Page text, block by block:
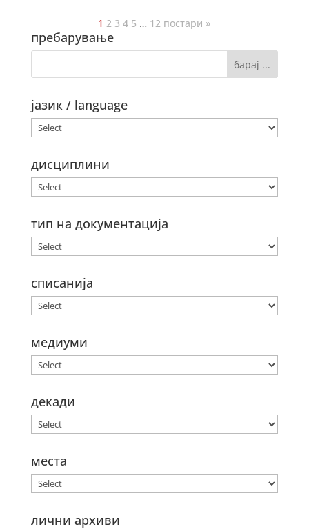
1 2 3 4 5 … 12 постари »
пребарување
јазик / language
дисциплини
тип на документација
списанија
медиуми
декади
места
лични архиви